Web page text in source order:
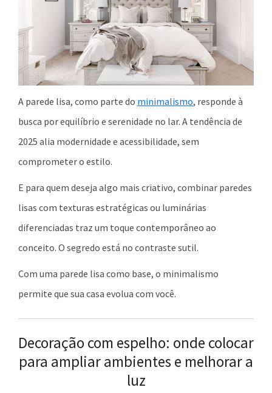
A parede lisa, como parte do minimalismo, responde à
busca por equilíbrio e serenidade no lar. A tendência de
2025 alia modernidade e acessibilidade, sem
comprometer o estilo.
E para quem deseja algo mais criativo, combinar paredes
lisas com texturas estratégicas ou luminárias
diferenciadas traz um toque contemporâneo ao
conceito. O segredo está no contraste sutil.
Com uma parede lisa como base, o minimalismo
permite que sua casa evolua com você.
Decoração com espelho: onde colocar
para ampliar ambientes e melhorar a
luz